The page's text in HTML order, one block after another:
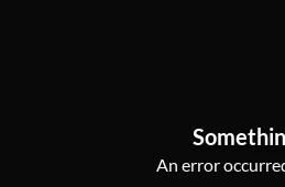
An error